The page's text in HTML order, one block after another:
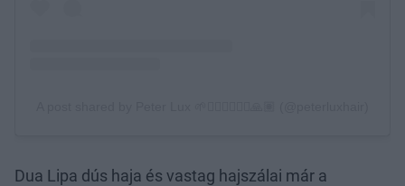
Dua Lipa dús haja és vastag hajszálai már a